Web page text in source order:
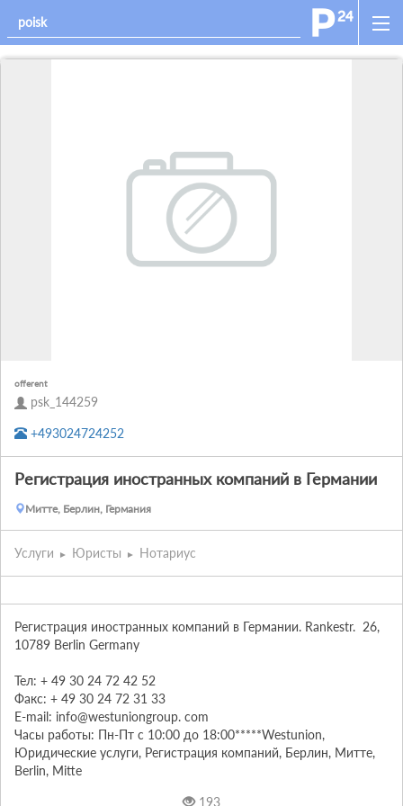
offerent
psk_144259
+493024724252
Регистрация иностранных компаний в Германии
Митте, Берлин, Германия
Услуги Юристы Нотариус
Регистрация иностранных компаний в Германии. Rankestr.  26,
10789 Berlin Germany
Тел: + 49 30 24 72 42 52
Факс: + 49 30 24 72 31 33
E-mail: info@westuniongroup. com
Часы работы: Пн-Пт с 10:00 до 18:00*****Westunion,
Юридические услуги, Регистрация компаний, Берлин, Митте,
Berlin, Mitte
193